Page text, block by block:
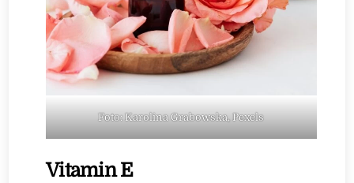
Foto: Karolina Grabowska, Pexels
Vitamin E